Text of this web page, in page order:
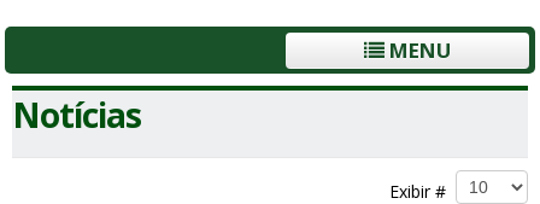
MENU
Notícias
Exibir #